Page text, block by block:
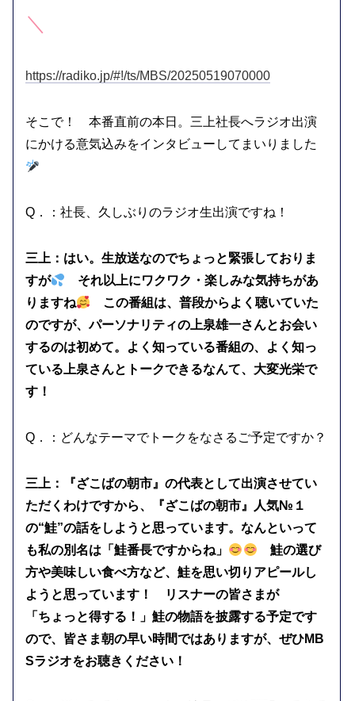
＼
https://radiko.jp/#!/ts/MBS/20250519070000
そこで！ 本番直前の本日。三上社長へラジオ出演
にかける意気込みをインタビューしてまいりました
Q．：社長、久しぶりのラジオ生出演ですね！
三上：はい。生放送なのでちょっと緊張しておりま
すが
それ以上にワクワク・楽しみな気持ちがあ
りますね
この番組は、普段からよく聴いていた
のですが、パーソナリティの上泉雄一さんとお会い
するのは初めて。よく知っている番組の、よく知っ
ている上泉さんとトークできるなんて、大変光栄で
す！
Q．：どんなテーマでトークをなさるご予定ですか？
三上：『ざこばの朝市』の代表として出演させてい
ただくわけですから、『ざこばの朝市』人気№１
の“鮭”の話をしようと思っています。なんといって
も私の別名は「鮭番長ですからね」
鮭の選び
方や美味しい食べ方など、鮭を思い切りアピールし
ようと思っています！ リスナーの皆さまが
「ちょっと得する！」鮭の物語を披露する予定です
ので、皆さま朝の早い時間ではありますが、ぜひMB
Sラジオをお聴きください！